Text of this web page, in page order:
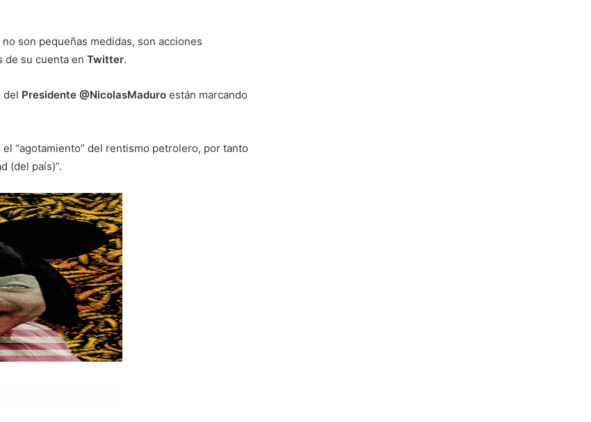
son pequeñas medidas, son acciones
de su cuenta en Twitter.
del Presidente @NicolasMaduro están marcando
el “agotamiento” del rentismo petrolero, por tanto
(del país)”.